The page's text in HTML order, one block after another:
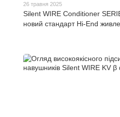
26 травня 2025
Silent WIRE Conditioner
новий стандарт Hi-End